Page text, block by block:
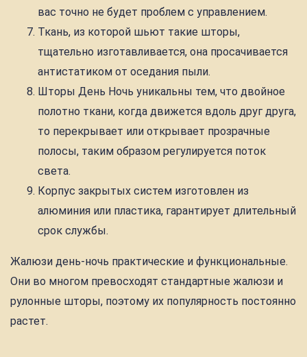
вас точно не будет проблем с управлением.
Ткань, из которой шьют такие шторы,
тщательно изготавливается, она просачивается
антистатиком от оседания пыли.
Шторы День Ночь уникальны тем, что двойное
полотно ткани, когда движется вдоль друг друга,
то перекрывает или открывает прозрачные
полосы, таким образом регулируется поток
света.
Корпус закрытых систем изготовлен из
алюминия или пластика, гарантирует длительный
срок службы.
Жалюзи день-ночь практические и функциональные.
Они во многом превосходят стандартные жалюзи и
рулонные шторы, поэтому их популярность постоянно
растет.